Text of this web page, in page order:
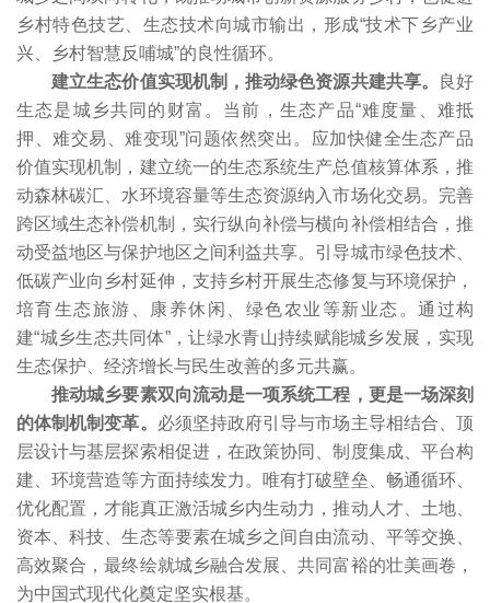
乡村特色技艺、生态技术向城市输出，形成“技术下乡产业
兴、乡村智慧反哺城”的良性循环。
建立生态价值实现机制，推动绿色资源共建共享。
良好
生态是城乡共同的财富。当前，生态产品“难度量、难抵
押、难交易、难变现”问题依然突出。应加快健全生态产品
价值实现机制，建立统一的生态系统生产总值核算体系，推
动森林碳汇、水环境容量等生态资源纳入市场化交易。完善
跨区域生态补偿机制，实行纵向补偿与横向补偿相结合，推
动受益地区与保护地区之间利益共享。引导城市绿色技术、
低碳产业向乡村延伸，支持乡村开展生态修复与环境保护，
培育生态旅游、康养休闲、绿色农业等新业态。通过构
建“城乡生态共同体”，让绿水青山持续赋能城乡发展，实现
生态保护、经济增长与民生改善的多元共赢。
推动城乡要素双向流动是一项系统工程，更是一场深刻
的体制机制变革。 必须坚持政府引导与市场主导相结合、顶
层设计与基层探索相促进，在政策协同、制度集成、平台构
建、环境营造等方面持续发力。唯有打破壁垒、畅通循环、
优化配置，才能真正激活城乡内生动力，推动人才、土地、
资本、科技、生态等要素在城乡之间自由流动、平等交换、
高效聚合，最终绘就城乡融合发展、共同富裕的壮美画卷，
为中国式现代化奠定坚实根基。